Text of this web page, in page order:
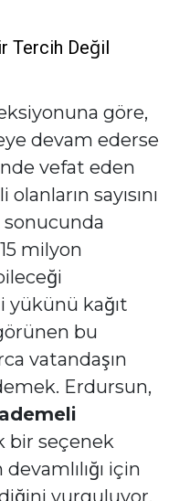
Tercih Değil
göre,
devam ederse
vefat eden
sayısını
milyon
yükünü kağıt
bu
vatandaşın
Erdursun,
bir seçenek
için
vurguluyor.